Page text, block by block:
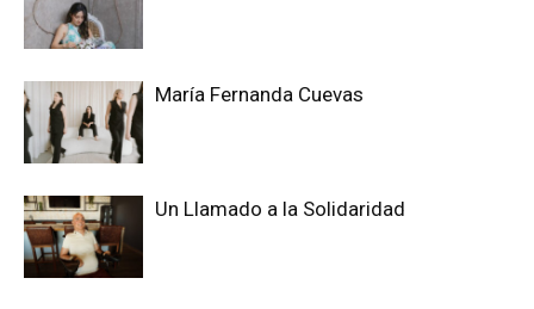
María Fernanda Cuevas
Un Llamado a la Solidaridad